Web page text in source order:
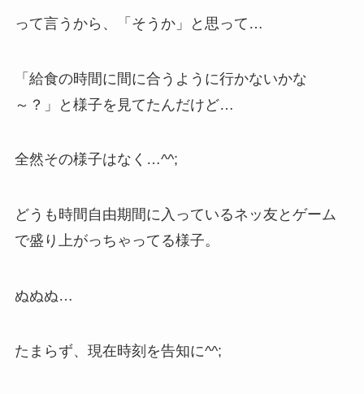
って言うから、「そうか」と思って…
「給食の時間に間に合うように行かないかな
～？」と様子を見てたんだけど…
全然その様子はなく…^^;
どうも時間自由期間に入っているネッ友とゲーム
で盛り上がっちゃってる様子。
ぬぬぬ…
たまらず、現在時刻を告知に^^;